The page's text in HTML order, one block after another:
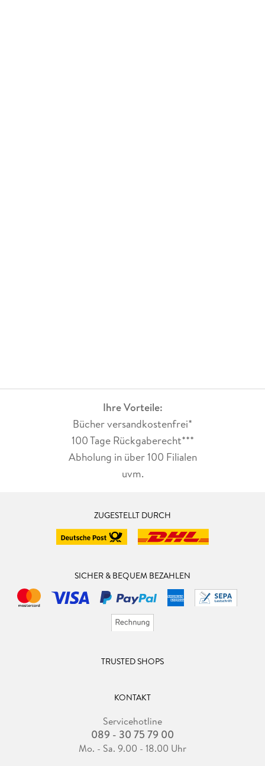
Ihre Vorteile:
Bücher versandkostenfrei*
100 Tage Rückgaberecht***
Abholung in über 100 Filialen
uvm.
ZUGESTELLT DURCH
SICHER & BEQUEM BEZAHLEN
TRUSTED SHOPS
KONTAKT
Servicehotline
089 - 30 75 79 00
Mo. - Sa. 9.00 - 18.00 Uhr